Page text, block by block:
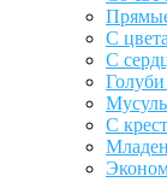
С
С
С